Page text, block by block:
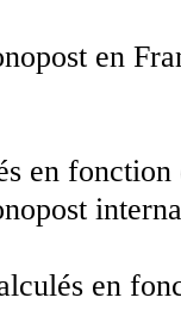
en
en
en